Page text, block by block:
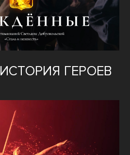
ИСТОРИЯ ГЕРОЕВ